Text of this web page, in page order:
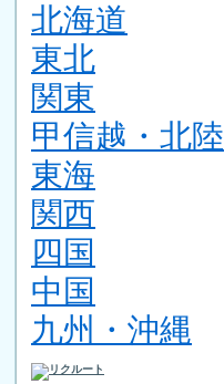
北海道
東北
関東
甲信越・北陸
東海
関西
四国
中国
九州・沖縄